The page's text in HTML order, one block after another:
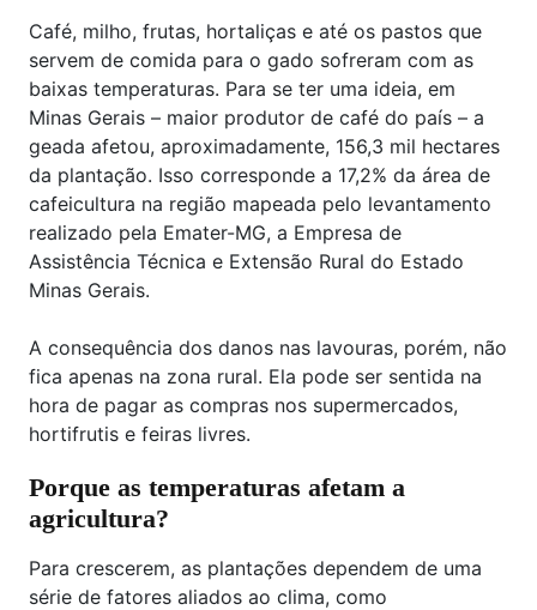
Café, milho, frutas, hortaliças e até os pastos que
servem de comida para o gado sofreram com as
baixas temperaturas. Para se ter uma ideia, em
Minas Gerais – maior produtor de café do país – a
geada afetou, aproximadamente, 156,3 mil hectares
da plantação. Isso corresponde a 17,2% da área de
cafeicultura na região mapeada pelo levantamento
realizado pela Emater-MG, a Empresa de
Assistência Técnica e Extensão Rural do Estado
Minas Gerais.
A consequência dos danos nas lavouras, porém, não
fica apenas na zona rural. Ela pode ser sentida na
hora de pagar as compras nos supermercados,
hortifrutis e feiras livres.
Porque as temperaturas afetam a
agricultura?
Para crescerem, as plantações dependem de uma
série de fatores aliados ao clima, como